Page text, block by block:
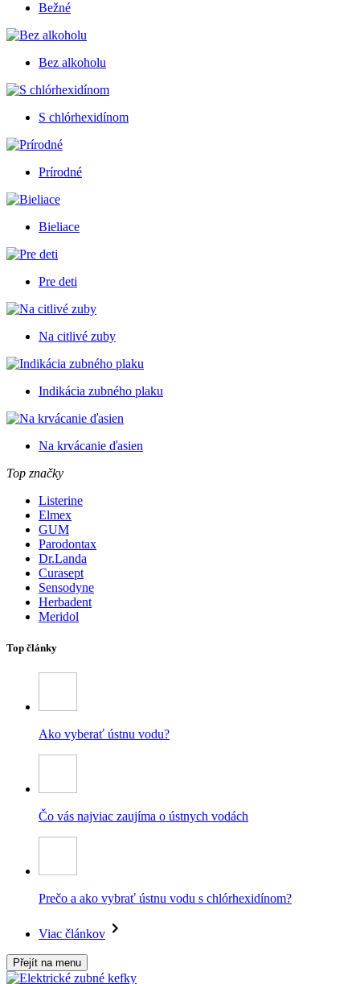
Bežné
Bez alkoholu
S chlórhexidínom
Prírodné
Bieliace
Pre deti
Na citlivé zuby
Indikácia zubného plaku
Na krvácanie ďasien
Top značky
Listerine
Elmex
GUM
Parodontax
Dr.Landa
Curasept
Sensodyne
Herbadent
Meridol
Top články
Ako vyberať ústnu vodu?
Čo vás najviac zaujíma o ústnych vodách
Prečo a ako vybrať ústnu vodu s chlórhexidínom?
Viac článkov
Přejít na menu